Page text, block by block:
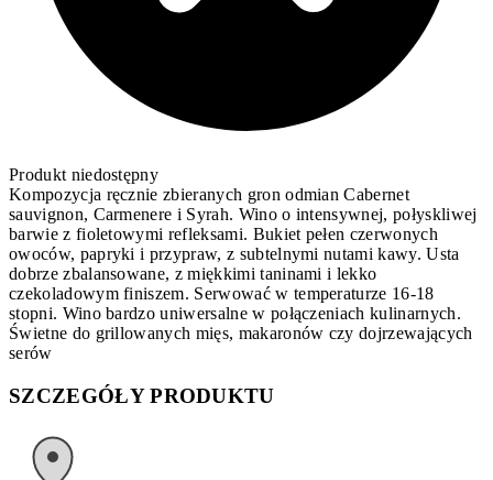
Produkt niedostępny
Kompozycja ręcznie zbieranych gron odmian Cabernet
sauvignon, Carmenere i Syrah. Wino o intensywnej, połyskliwej
barwie z fioletowymi refleksami. Bukiet pełen czerwonych
owoców, papryki i przypraw, z subtelnymi nutami kawy. Usta
dobrze zbalansowane, z miękkimi taninami i lekko
czekoladowym finiszem. Serwować w temperaturze 16-18
stopni. Wino bardzo uniwersalne w połączeniach kulinarnych.
Świetne do grillowanych mięs, makaronów czy dojrzewających
serów
SZCZEGÓŁY PRODUKTU